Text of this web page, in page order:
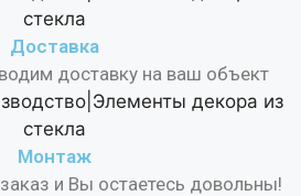
Доставка
доставку на ваш объект
Монтаж
и Вы остаетесь довольны!